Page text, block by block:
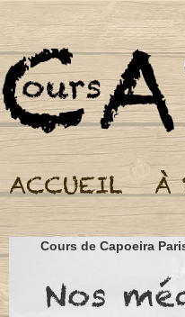
Cours de Capoeira